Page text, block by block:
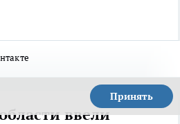
Принять
ввели